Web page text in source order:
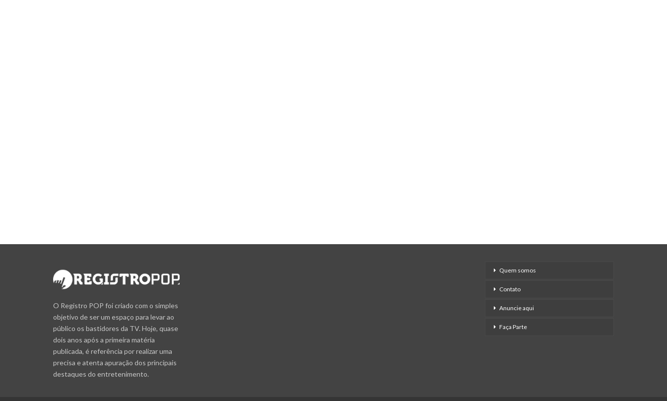
O Registro POP foi criado com o simples
objetivo de ser um espaço para levar ao
público os bastidores da TV. Hoje, quase
dois anos após a primeira matéria
publicada, é referência por realizar uma
precisa e atenta apuração dos principais
destaques do entretenimento.
Quem somos
Contato
Anuncie aqui
Faça Parte